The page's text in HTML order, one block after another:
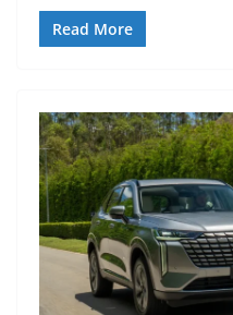
Read More